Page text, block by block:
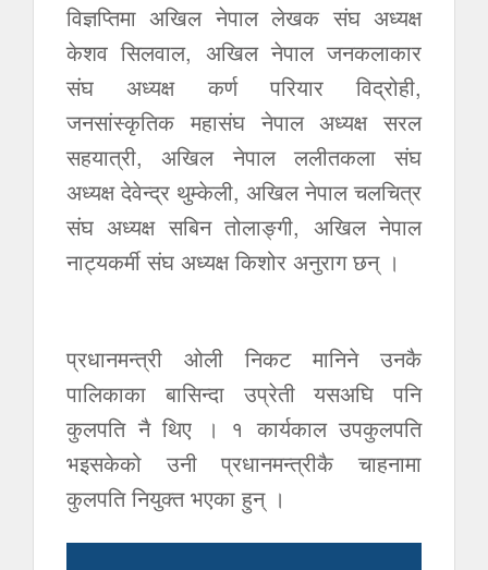
विज्ञप्तिमा अखिल नेपाल लेखक संघ अध्यक्ष
केशव सिलवाल, अखिल नेपाल जनकलाकार
संघ अध्यक्ष कर्ण परियार विद्रोही,
जनसांस्कृतिक महासंघ नेपाल अध्यक्ष सरल
सहयात्री, अखिल नेपाल ललीतकला संघ
अध्यक्ष देवेन्द्र थुम्केली, अखिल नेपाल चलचित्र
संघ अध्यक्ष सबिन तोलाङ्गी, अखिल नेपाल
नाट्यकर्मी संघ अध्यक्ष किशोर अनुराग छन् ।
प्रधानमन्त्री ओली निकट मानिने उनकै
पालिकाका बासिन्दा उप्रेती यसअघि पनि
कुलपति नै थिए । १ कार्यकाल उपकुलपति
भइसकेको उनी प्रधानमन्त्रीकै चाहनामा
कुलपति नियुक्त भएका हुन् ।